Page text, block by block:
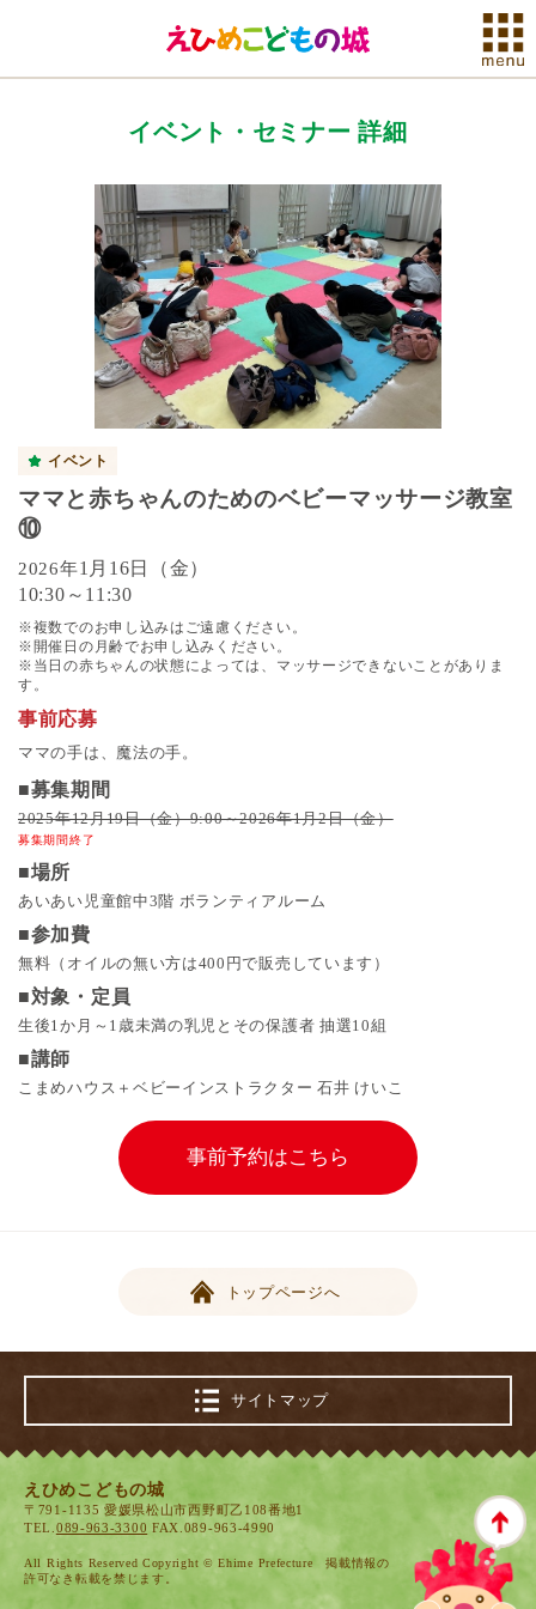
イベント・セミナー 詳細
イベント
ママと赤ちゃんのためのベビーマッサージ教室
⑩
2026年1月16日（金）
10:30～11:30
※複数でのお申し込みはご遠慮ください。
※開催日の月齢でお申し込みください。
※当日の赤ちゃんの状態によっては、マッサージできないことがありま
す。
事前応募
ママの手は、魔法の手。
■募集期間
2025年12月19日（金）9:00～2026年1月2日（金）
募集期間終了
■場所
あいあい児童館中3階 ボランティアルーム
■参加費
無料（オイルの無い方は400円で販売しています）
■対象・定員
生後1か月～1歳未満の乳児とその保護者 抽選10組
■講師
こまめハウス＋ベビーインストラクター 石井 けいこ
事前予約はこちら
トップページへ
サイトマップ
えひめこどもの城
〒791-1135 愛媛県松山市西野町乙108番地1
TEL. 089-963-3300 FAX.089-963-4990
All Rights Reserved Copyright © Ehime Prefecture 掲載情報の
許可なき転載を禁じます。